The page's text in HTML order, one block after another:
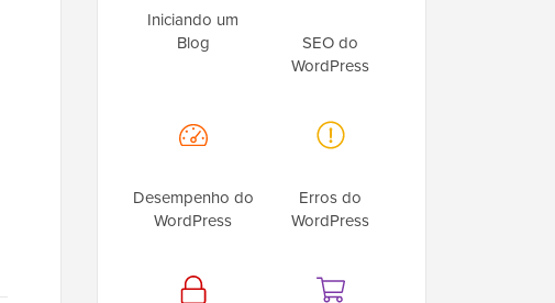
Iniciando um
Blog
SEO do
WordPress
Desempenho do
WordPress
Erros do
WordPress